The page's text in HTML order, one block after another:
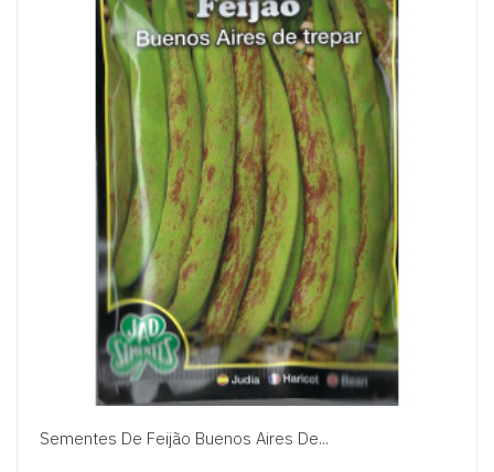
Sementes De Feijão Buenos Aires De...